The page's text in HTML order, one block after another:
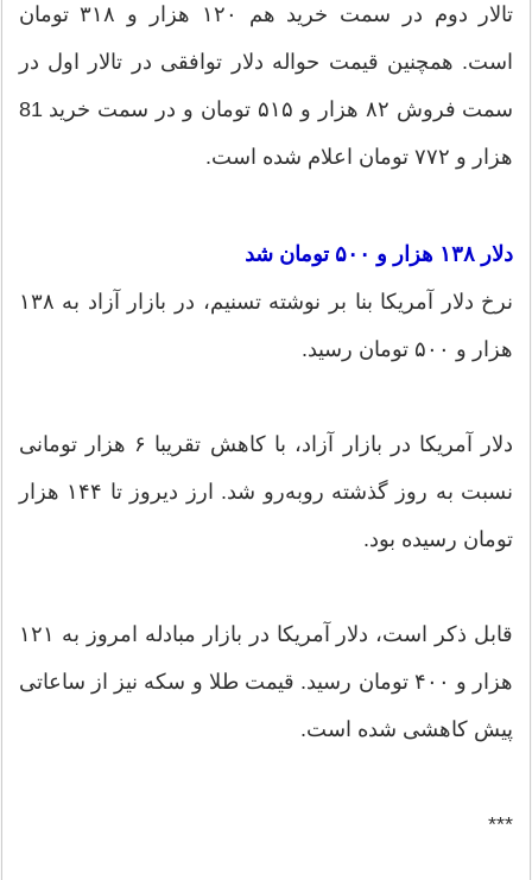
تالار دوم در سمت خرید هم ۱۲۰ هزار و ۳۱۸ تومان
است. همچنین قیمت حواله دلار توافقی در تالار اول در
سمت فروش ۸۲ هزار و ۵۱۵ تومان و در سمت خرید 81
هزار و ۷۷۲ تومان اعلام شده است.
دلار ۱۳۸ هزار و ۵۰۰ تومان شد
نرخ دلار آمریکا بنا بر نوشته تسنیم، در بازار آزاد به ۱۳۸
هزار و ۵۰۰ تومان رسید.
دلار آمریکا در بازار آزاد، با کاهش تقریبا ۶ هزار تومانی
نسبت به روز گذشته روبه‌رو شد. ارز دیروز تا ۱۴۴ هزار
تومان رسیده بود.
قابل ذکر است، دلار آمریکا در بازار مبادله امروز به ۱۲۱
هزار و ۴۰۰ تومان رسید. قیمت طلا و سکه نیز از ساعاتی
پیش کاهشی شده است.
***